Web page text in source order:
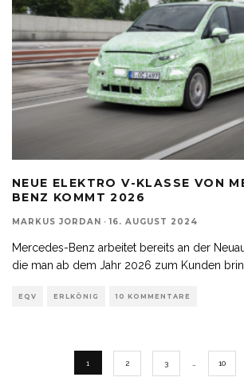
NEUE ELEKTRO V-KLASSE VON
BENZ KOMMT 2026
MARKUS JORDAN · 16. AUGUST 2024
Mercedes-Benz arbeitet bereits an der
die man ab dem Jahr 2026 zum Kunden
EQV ERLKÖNIG 10 KOMMENTARE
1 2 3 10